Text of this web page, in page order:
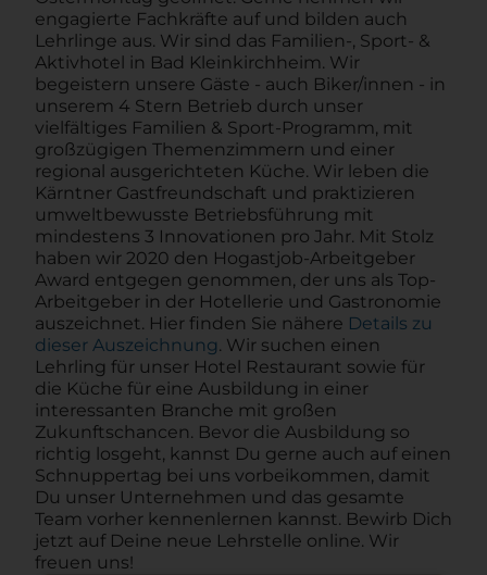
engagierte Fachkräfte auf und bilden auch
Lehrlinge aus. Wir sind das Familien-, Sport- &
Aktivhotel in Bad Kleinkirchheim. Wir
begeistern unsere Gäste - auch Biker/innen - in
unserem 4 Stern Betrieb durch unser
vielfältiges Familien & Sport-Programm, mit
großzügigen Themenzimmern und einer
regional ausgerichteten Küche. Wir leben die
Kärntner Gastfreundschaft und praktizieren
umweltbewusste Betriebsführung mit
mindestens 3 Innovationen pro Jahr. Mit Stolz
haben wir 2020 den Hogastjob-Arbeitgeber
Award entgegen genommen, der uns als Top-
Arbeitgeber in der Hotellerie und Gastronomie
auszeichnet. Hier finden Sie nähere Details zu
dieser Auszeichnung. Wir suchen einen
Lehrling für unser Hotel Restaurant sowie für
die Küche für eine Ausbildung in einer
interessanten Branche mit großen
Zukunftschancen. Bevor die Ausbildung so
richtig losgeht, kannst Du gerne auch auf einen
Schnuppertag bei uns vorbeikommen, damit
Du unser Unternehmen und das gesamte
Team vorher kennenlernen kannst. Bewirb Dich
jetzt auf Deine neue Lehrstelle online. Wir
freuen uns!